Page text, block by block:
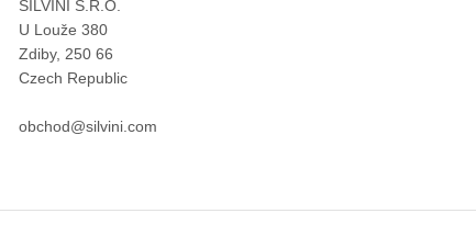
SILVINI S.R.O.
U Louže 380
Zdiby, 250 66
Czech Republic
obchod@silvini.com